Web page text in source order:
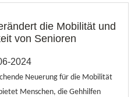
die Mobilität und
von Senioren
2024
Neuerung für die Mobilität
Menschen, die Gehhilfen